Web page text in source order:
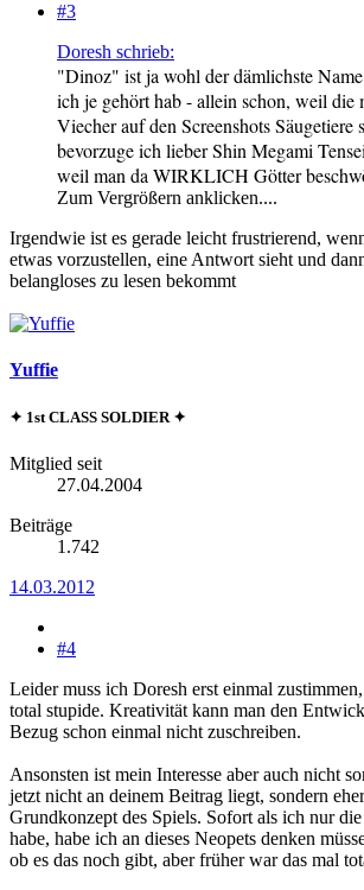
#3
Doresh schrieb:
"Dinoz" ist ja wohl der dämlichste
ich je gehört hab - allein schon, weil die
Viecher auf den Screenshots Säugetiere
bevorzuge ich lieber Shin Megami
weil man da WIRKLICH Götter
Zum Vergrößern anklicken....
Irgendwie ist es gerade leicht frustrierend,
etwas vorzustellen, eine Antwort sieht und
belangloses zu lesen bekommt
Yuffie
✦ 1st CLASS SOLDIER ✦
Mitglied seit
27.04.2004
Beiträge
1.742
14.03.2012
#4
Leider muss ich Doresh erst einmal
total stupide. Kreativität kann man den
Bezug schon einmal nicht zuschreiben.
Ansonsten ist mein Interesse aber auch nicht
jetzt nicht an deinem Beitrag liegt, sondern
Grundkonzept des Spiels. Sofort als ich nur die
habe, habe ich an dieses Neopets denken
ob es das noch gibt, aber früher war das mal